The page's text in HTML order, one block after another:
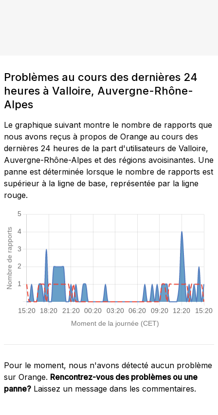
Problèmes au cours des dernières 24
heures à Valloire, Auvergne-Rhône-
Alpes
Le graphique suivant montre le nombre de rapports que
nous avons reçus à propos de Orange au cours des
dernières 24 heures de la part d'utilisateurs de Valloire,
Auvergne-Rhône-Alpes et des régions avoisinantes. Une
panne est déterminée lorsque le nombre de rapports est
supérieur à la ligne de base, représentée par la ligne
rouge.
Pour le moment, nous n'avons détecté aucun problème
sur Orange. Rencontrez-vous des problèmes ou une
panne? Laissez un message dans les commentaires.